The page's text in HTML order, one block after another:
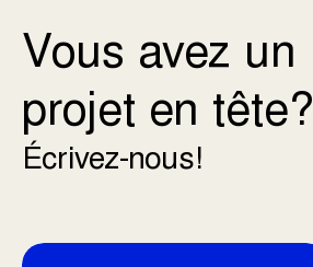
Vous avez un
projet en tête?
Écrivez-nous!